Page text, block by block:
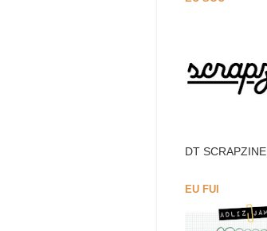
DT SCRAPZINE
EU FUI